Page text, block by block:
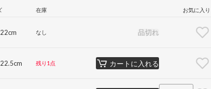
在庫 お気に入り
なし 品切れ
残り1点 カートに入れる